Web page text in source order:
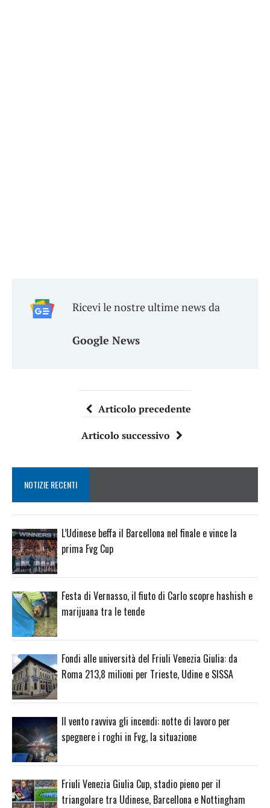
Ricevi le nostre ultime news da
Google News
Articolo precedente
Articolo successivo
NOTIZIE RECENTI
L’Udinese beffa il Barcellona nel finale e vince la
prima Fvg Cup
Festa di Vernasso, il fiuto di Carlo scopre hashish e
marijuana tra le tende
Fondi alle università del Friuli Venezia Giulia: da
Roma 213,8 milioni per Trieste, Udine e SISSA
Il vento ravviva gli incendi: notte di lavoro per
spegnere i roghi in Fvg, la situazione
Friuli Venezia Giulia Cup, stadio pieno per il
triangolare tra Udinese, Barcellona e Nottingham